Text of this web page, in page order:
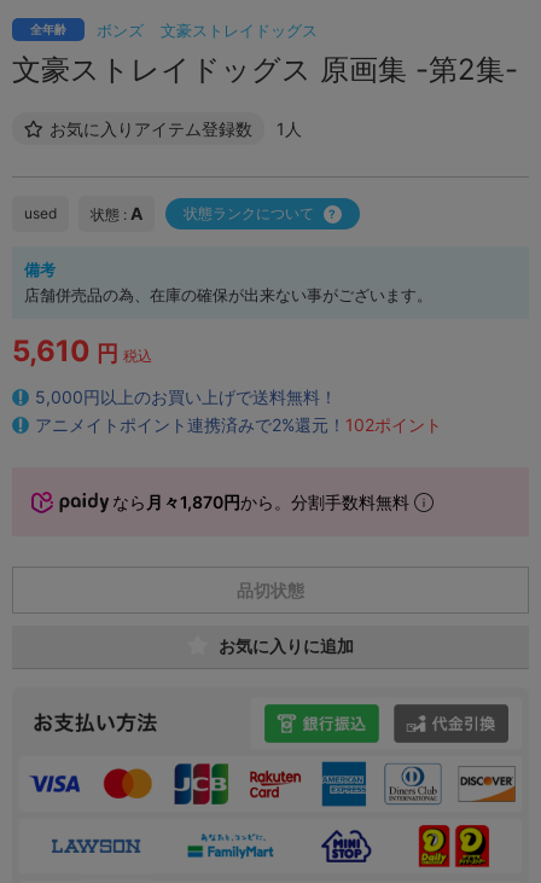
ボンズ 文豪ストレイドッグス
全年齢
文豪ストレイドッグス 原画集 -第2集-
お気に入りアイテム登録数 1人
used 状態 : A 状態ランクについて
備考
店舗併売品の為、在庫の確保が出来ない事がございます。
5,610 円 税込
5,000円以上のお買い上げで送料無料！
アニメイトポイント連携済みで2%還元！ 102ポイント
なら 月々1,870円から。分割手数料無料
品切状態
お気に入りに追加